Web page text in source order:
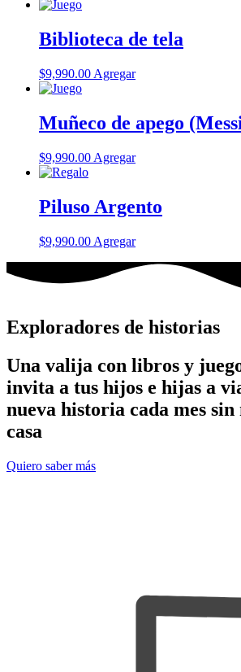
Biblioteca de tela
$9,990.00 Agregar
Muñeco de apego
$9,990.00 Agregar
Piluso Argento
$9,990.00 Agregar
Exploradores de historias
Una valija con libros y
invita a tus hijos e hijas a
nueva historia cada mes
casa
Quiero saber más